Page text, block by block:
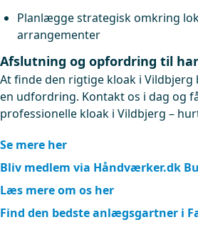
Planlægge strategisk omkring
arrangementer
Afslutning og opfordring til
At finde den rigtige kloak i
en udfordring. Kontakt os i dag og
professionelle kloak i Vildbjerg –
Se mere her
Bliv medlem via Håndværker.dk
Læs mere om os her
Find den bedste anlægsgartner i